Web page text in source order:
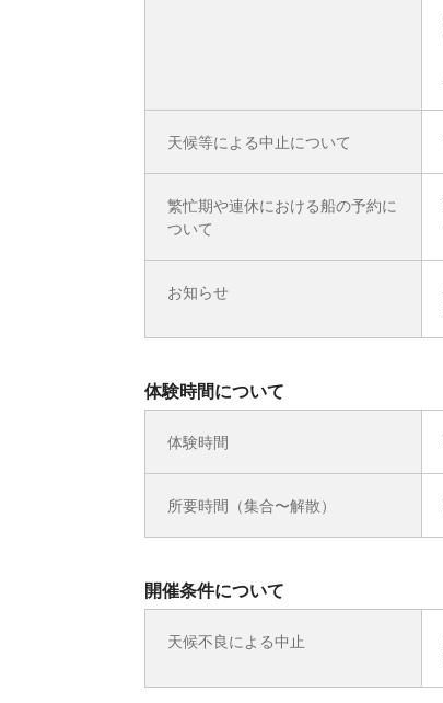
天候等による中止について
繁忙期や連休における船の予約に
ついて
お知らせ
体験時間について
体験時間
所要時間（集合〜解散）
開催条件について
天候不良による中止